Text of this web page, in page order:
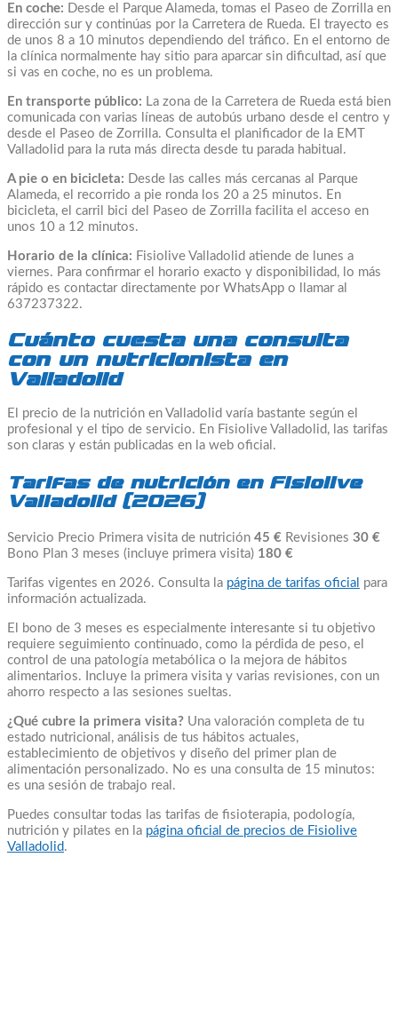
En coche: Desde el Parque Alameda, tomas el Paseo de Zorrilla en
dirección sur y continúas por la Carretera de Rueda. El trayecto es
de unos 8 a 10 minutos dependiendo del tráfico. En el entorno de
la clínica normalmente hay sitio para aparcar sin dificultad, así que
si vas en coche, no es un problema.
En transporte público: La zona de la Carretera de Rueda está bien
comunicada con varias líneas de autobús urbano desde el centro y
desde el Paseo de Zorrilla. Consulta el planificador de la EMT
Valladolid para la ruta más directa desde tu parada habitual.
A pie o en bicicleta: Desde las calles más cercanas al Parque
Alameda, el recorrido a pie ronda los 20 a 25 minutos. En
bicicleta, el carril bici del Paseo de Zorrilla facilita el acceso en
unos 10 a 12 minutos.
Horario de la clínica: Fisiolive Valladolid atiende de lunes a
viernes. Para confirmar el horario exacto y disponibilidad, lo más
rápido es contactar directamente por WhatsApp o llamar al
637237322.
Cuánto cuesta una consulta
con un nutricionista en
Valladolid
El precio de la nutrición en Valladolid varía bastante según el
profesional y el tipo de servicio. En Fisiolive Valladolid, las tarifas
son claras y están publicadas en la web oficial.
Tarifas de nutrición en Fisiolive
Valladolid (2026)
Servicio Precio Primera visita de nutrición 45 € Revisiones 30 €
Bono Plan 3 meses (incluye primera visita) 180 €
Tarifas vigentes en 2026. Consulta la página de tarifas oficial para
información actualizada.
El bono de 3 meses es especialmente interesante si tu objetivo
requiere seguimiento continuado, como la pérdida de peso, el
control de una patología metabólica o la mejora de hábitos
alimentarios. Incluye la primera visita y varias revisiones, con un
ahorro respecto a las sesiones sueltas.
¿Qué cubre la primera visita? Una valoración completa de tu
estado nutricional, análisis de tus hábitos actuales,
establecimiento de objetivos y diseño del primer plan de
alimentación personalizado. No es una consulta de 15 minutos:
es una sesión de trabajo real.
Puedes consultar todas las tarifas de fisioterapia, podología,
nutrición y pilates en la página oficial de precios de Fisiolive
Valladolid.